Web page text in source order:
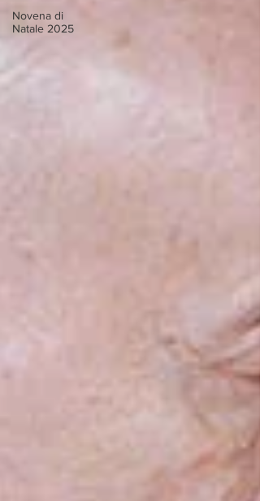
Novena di
Natale 2025